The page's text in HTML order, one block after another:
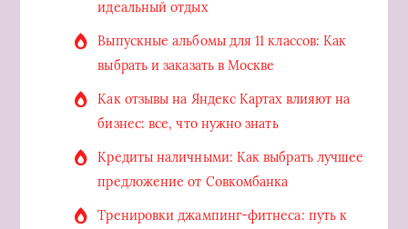
идеальный отдых
Выпускные альбомы для 11 классов: Как
выбрать и заказать в Москве
Как отзывы на Яндекс Картах влияют на
бизнес: все, что нужно знать
Кредиты наличными: Как выбрать лучшее
предложение от Совкомбанка
Тренировки джампинг-фитнеса: путь к